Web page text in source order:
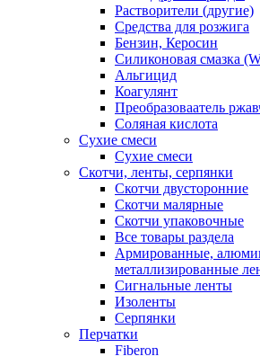
Растворители (другие)
Средства для розжига
Бензин, Керосин
Силиконовая смазка
Альгицид
Коагулянт
Преобразоваатель
Соляная кислота
Сухие смеси
Сухие смеси
Скотчи, ленты, серпянки
Скотчи двусторонние
Скотчи малярные
Скотчи упаковочные
Все товары раздела
Армированные,
металлизированные
Сигнальные ленты
Изоленты
Серпянки
Перчатки
Fiberon